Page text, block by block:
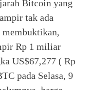
Bitcoin yang
tak ada
membuktikan,
Rp 1 miliar
US$67,277 ( Rp
pada Selasa, 9